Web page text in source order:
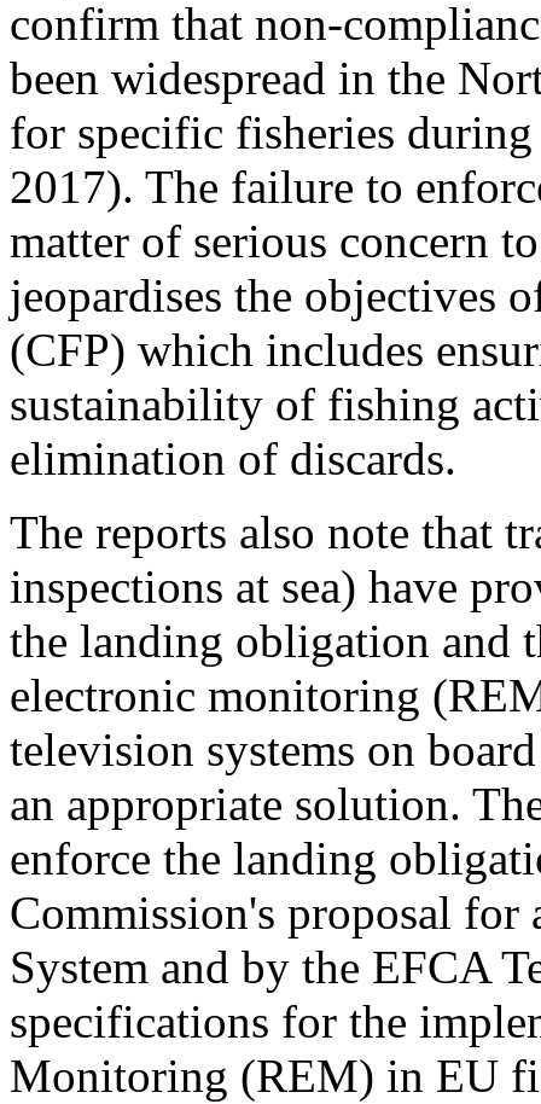
confirm that non-
been widespread in the
for specific fisheries
2017). The failure to
matter of serious concern
jeopardises the objectives
(CFP) which includes
sustainability of fishing
elimination of discards.
The reports also note that
inspections at sea) have
the landing obligation and
electronic monitoring
television systems on
an appropriate solution.
enforce the landing
Commission's proposal for
System and by the EFCA
specifications for the
Monitoring (REM) in EU